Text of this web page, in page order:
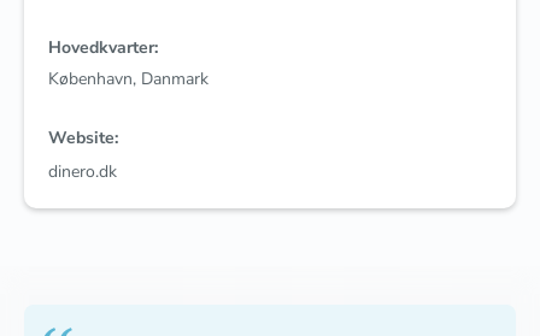
Hovedkvarter:
København, Danmark
Website:
dinero.dk